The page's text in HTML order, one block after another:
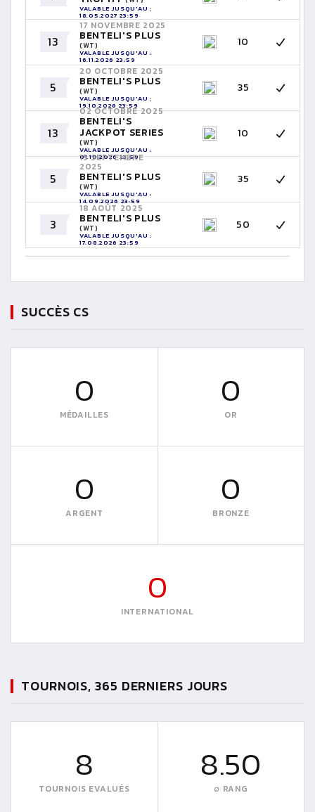
VALABLE JUSQU'AU :
18.05.2027 23:59
13
17 NOVEMBRE 2025
BENTELI'S PLUS
(WT)
VALABLE JUSQU'AU :
16.11.2026 23:59
10
5
20 OCTOBRE 2025
BENTELI'S PLUS
(WT)
VALABLE JUSQU'AU :
19.10.2026 23:59
35
13
02 OCTOBRE 2025
BENTELI'S
JACKPOT SERIES
(WT)
VALABLE JUSQU'AU :
01.10.2026 23:59
10
5
15 SEPTEMBRE
2025
BENTELI'S PLUS
(WT)
VALABLE JUSQU'AU :
14.09.2026 23:59
35
3
18 AOÛT 2025
BENTELI'S PLUS
(WT)
VALABLE JUSQU'AU :
17.08.2026 23:59
50
SUCCÈS CS
0
MÉDAILLES
0
OR
0
ARGENT
0
BRONZE
0
INTERNATIONAL
TOURNOIS, 365 DERNIERS JOURS
8
TOURNOIS EVALUÉS
8.50
∅ RANG